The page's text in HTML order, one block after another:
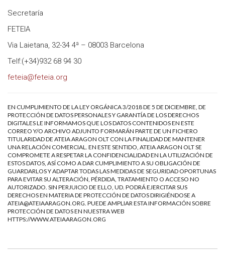
Secretaría
FETEIA
Via Laietana, 32-34 4ª – 08003 Barcelona
Telf:(+34)932 68 94 30
feteia@feteia.org
EN CUMPLIMIENTO DE LA LEY ORGÁNICA 3/2018 DE 5 DE DICIEMBRE, DE
PROTECCIÓN DE DATOS PERSONALES Y GARANTÍA DE LOS DERECHOS
DIGITALES LE INFORMAMOS QUE LOS DATOS CONTENIDOS EN ESTE
CORREO Y/O ARCHIVO ADJUNTO FORMARÁN PARTE DE UN FICHERO
TITULARIDAD DE ATEIA ARAGON OLT CON LA FINALIDAD DE MANTENER
UNA RELACIÓN COMERCIAL. EN ESTE SENTIDO, ATEIA ARAGON OLT SE
COMPROMETE A RESPETAR LA CONFIDENCIALIDAD EN LA UTILIZACIÓN DE
ESTOS DATOS, ASÍ COMO A DAR CUMPLIMIENTO A SU OBLIGACIÓN DE
GUARDARLOS Y ADAPTAR TODAS LAS MEDIDAS DE SEGURIDAD OPORTUNAS
PARA EVITAR SU ALTERACIÓN, PÉRDIDA, TRATAMIENTO O ACCESO NO
AUTORIZADO. SIN PERJUICIO DE ELLO, UD. PODRÁ EJERCITAR SUS
DERECHOS EN MATERIA DE PROTECCIÓN DE DATOS DIRIGIÉNDOSE A
ATEIA@ATEIAARAGON.ORG. PUEDE AMPLIAR ESTA INFORMACIÓN SOBRE
PROTECCIÓN DE DATOS EN NUESTRA WEB
HTTPS://WWW.ATEIAARAGON.ORG